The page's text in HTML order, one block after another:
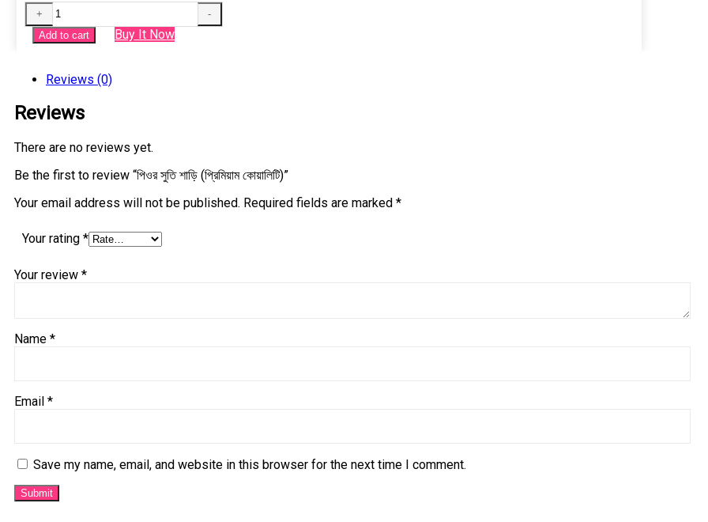
+
পিওর
সুতি
শাড়ি
quantity
-
Add to cart
Buy It Now
Reviews (0)
Reviews
There are no reviews yet.
Be the first to review “পিওর সুতি শাড়ি (প্রিমিয়াম কোয়ালিটি)”
Your email address will not be published. Required fields are marked *
Your rating *
Your review *
Name *
Email *
Save my name, email, and website in this browser for the next time I comment.